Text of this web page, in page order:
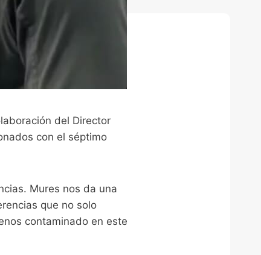
del Director
con el séptimo
Mures nos da una
que no solo
contaminado en este